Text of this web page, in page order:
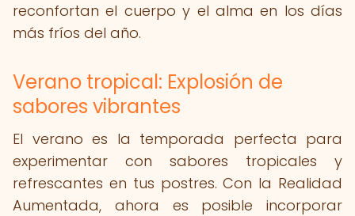
reconfortan el cuerpo y el alma en los días
más fríos del año.
Verano tropical: Explosión de
sabores vibrantes
El verano es la temporada perfecta para
experimentar con sabores tropicales y
refrescantes en tus postres. Con la Realidad
Aumentada, ahora es posible incorporar